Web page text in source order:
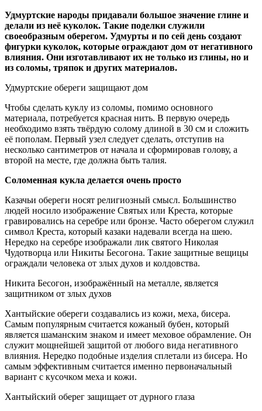
Удмуртские народы придавали большое значение глине и
делали из неё куколок. Такие поделки служили
своеобразным оберегом. Удмурты и по сей день создают
фигурки куколок, которые ограждают дом от негативного
влияния. Они изготавливают их не только из глины, но и
из соломы, тряпок и других материалов.
Удмуртские обереги защищают дом
Чтобы сделать куклу из соломы, помимо основного
материала, потребуется красная нить. В первую очередь
необходимо взять твёрдую солому длиной в 30 см и сложить
её пополам. Первый узел следует сделать, отступив на
несколько сантиметров от начала и сформировав голову, а
второй на месте, где должна быть талия.
Соломенная кукла делается очень просто
Казачьи обереги носят религиозный смысл. Большинство
людей носило изображение Святых или Креста, которые
гравировались на серебре или бронзе. Часто оберегом служил
символ Креста, который казаки надевали всегда на шею.
Нередко на серебре изображали лик святого Николая
Чудотворца или Никиты Бесогона. Такие защитные вещицы
ограждали человека от злых духов и колдовства.
Никита Бесогон, изображённый на металле, является
защитником от злых духов
Хантыйские обереги создавались из кожи, меха, бисера.
Самым популярным считается кожаный бубен, который
является шаманским знаком и имеет меховое обрамление. Он
служит мощнейшей защитой от любого вида негативного
влияния. Нередко подобные изделия сплетали из бисера. Но
самым эффективным считается именно первоначальный
вариант с кусочком меха и кожи.
Хантыйский оберег защищает от дурного глаза